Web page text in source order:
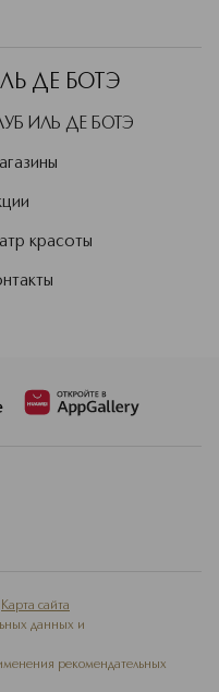
ДЕ БОТЭ
ИЛЬ ДЕ БОТЭ
красоты
Карта сайта
данных и
рекомендательных